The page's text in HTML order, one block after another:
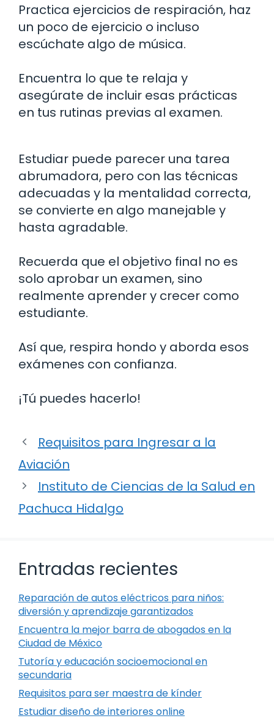
Practica ejercicios de respiración, haz
un poco de ejercicio o incluso
escúchate algo de música.
Encuentra lo que te relaja y
asegúrate de incluir esas prácticas
en tus rutinas previas al examen.
Estudiar puede parecer una tarea
abrumadora, pero con las técnicas
adecuadas y la mentalidad correcta,
se convierte en algo manejable y
hasta agradable.
Recuerda que el objetivo final no es
solo aprobar un examen, sino
realmente aprender y crecer como
estudiante.
Así que, respira hondo y aborda esos
exámenes con confianza.
¡Tú puedes hacerlo!
Requisitos para Ingresar a la
Aviación
Instituto de Ciencias de la Salud en
Pachuca Hidalgo
Entradas recientes
Reparación de autos eléctricos para niños:
diversión y aprendizaje garantizados
Encuentra la mejor barra de abogados en la
Ciudad de México
Tutoría y educación socioemocional en
secundaria
Requisitos para ser maestra de kínder
Estudiar diseño de interiores online